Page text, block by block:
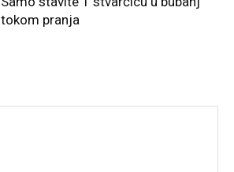
tokom pranja